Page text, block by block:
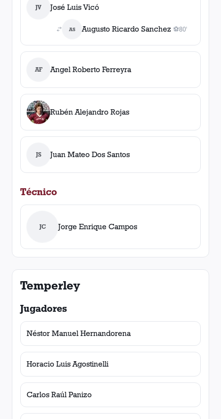
JV José Luis Vicó
AS Augusto Ricardo Sanchez ⚽
1gol
80'
AF Angel Roberto Ferreyra
Rubén Alejandro Rojas
JS Juan Mateo Dos Santos
Técnico
JC Jorge Enrique Campos
Temperley
Jugadores
Néstor Manuel Hernandorena
Horacio Luis Agostinelli
Carlos Raúl Panizo